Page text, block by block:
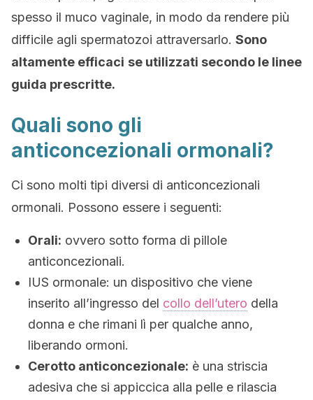
spesso il muco vaginale, in modo da rendere più
difficile agli spermatozoi attraversarlo. Sono
altamente efficaci se utilizzati secondo le linee
guida prescritte.
Quali sono gli
anticoncezionali ormonali?
Ci sono molti tipi diversi di anticoncezionali
ormonali. Possono essere i seguenti:
Orali: ovvero sotto forma di pillole
anticoncezionali.
IUS ormonale: un dispositivo che viene
inserito all’ingresso del collo dell’utero della
donna e che rimani lì per qualche anno,
liberando ormoni.
Cerotto anticoncezionale: è una striscia
adesiva che si appiccica alla pelle e rilascia